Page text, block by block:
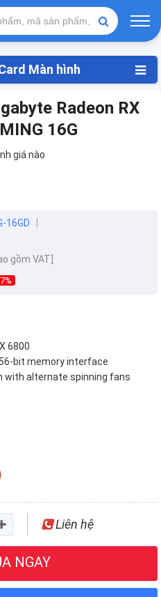
Màn hình
Radeon RX
16G
giá nào
16GD
gồm VAT]
6800
bit memory interface
with alternate spinning fans
Liên hệ
NGAY